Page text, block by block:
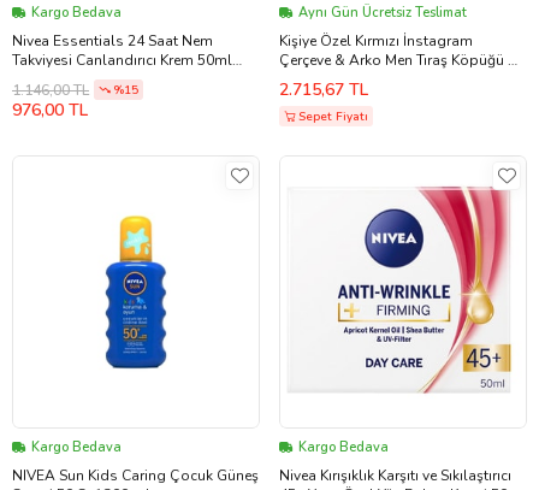
Kargo Bedava
Nivea Essentials 24 Saat Nem
Takviyesi Canlandırıcı Krem 50ml
Normal 2.si Hedye
1.146,00 TL %15
976,00 TL
Aynı Gün Ücretsiz Teslimat
Kişiye Özel Kırmızı İnstagram
Çerçeve & Arko Men Tıraş Köpüğü &
Nıvea Tıraş Sonrası Losyon &
Slazenger Gold Deodorant+Parfüm
Seti & Tıraş Bıçağı Hediye Seti
2.715,67 TL
Sepet Fiyatı
Kargo Bedava
NIVEA Sun Kids Caring Çocuk Güneş
Kargo Bedava
Nivea Kırışıklık Karşıtı ve Sıkılaştırıcı